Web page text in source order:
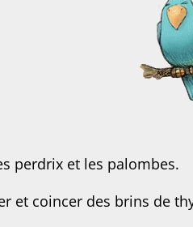
perdrix et les palombes.
et coincer des brins de